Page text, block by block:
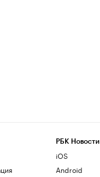
РБК Новости
iOS
Android